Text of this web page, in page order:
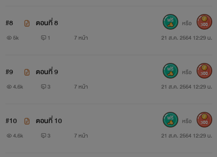
#8 ตอนที่ 8
5k 1 7 หน้า 21 ส.ค. 2564 12:29 น.
หรือ 300
#9 ตอนที่ 9
4.6k 3 7 หน้า 21 ส.ค. 2564 12:29 น.
หรือ 300
#10 ตอนที่ 10
4.6k 3 7 หน้า 21 ส.ค. 2564 12:29 น.
หรือ 300